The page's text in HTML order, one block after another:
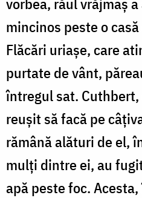
mincinos peste o
Flăcări uriaşe, care
purtate de vânt,
întregul sat.
reuşit să facă pe
rămână alături de el,
mulţi dintre ei, au
apă peste foc.